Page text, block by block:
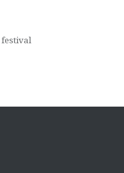
festival